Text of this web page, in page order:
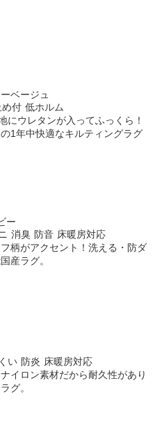
め付 低ホルム
にウレタンが入ってふっくら！
1年中快適なキルティングラグ
消臭 防音 床暖房対応
柄がアクセント！洗える・防ダ
産ラグ。
い 防炎 床暖房対応
イロン素材だから耐久性があり
グ。